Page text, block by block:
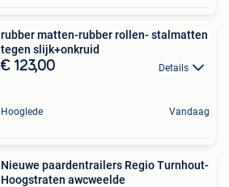
rubber matten-rubber rollen- stalmatten
tegen slijk+onkruid
€ 123,00 Details
Hooglede Vandaag
Nieuwe paardentrailers Regio Turnhout-
Hoogstraten awcweelde